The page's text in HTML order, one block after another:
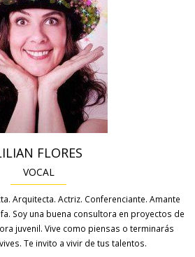
FLORES
VOCAL
Arquitecta. Actriz. Conferenciante. Amante
Soy una buena consultora en proyectos de
juvenil. Vive como piensas o terminarás
Te invito a vivir de tus talentos.